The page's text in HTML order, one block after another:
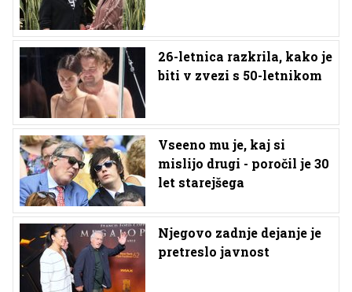
26-letnica razkrila, kako je
biti v zvezi s 50-letnikom
Vseeno mu je, kaj si
mislijo drugi - poročil je 30
let starejšega
Njegovo zadnje dejanje je
pretreslo javnost